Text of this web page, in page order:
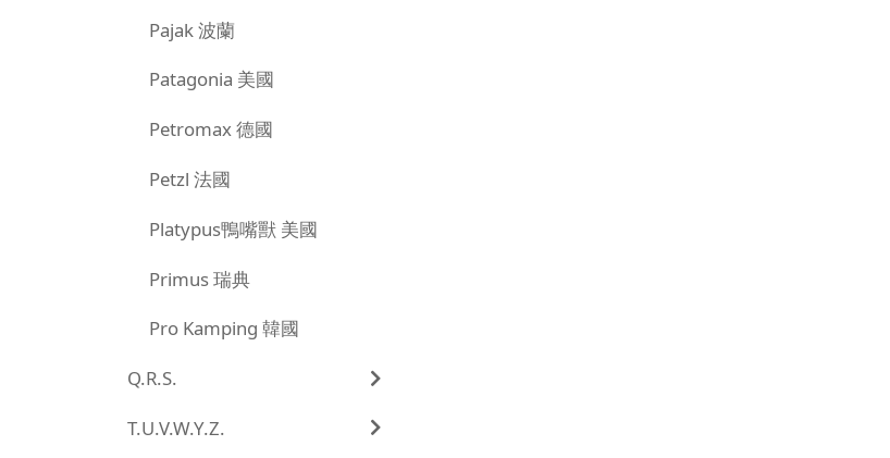
Pajak 波蘭
Patagonia 美國
Petromax 德國
Petzl 法國
Platypus鴨嘴獸 美國
Primus 瑞典
Pro Kamping 韓國
Q.R.S.
T.U.V.W.Y.Z.